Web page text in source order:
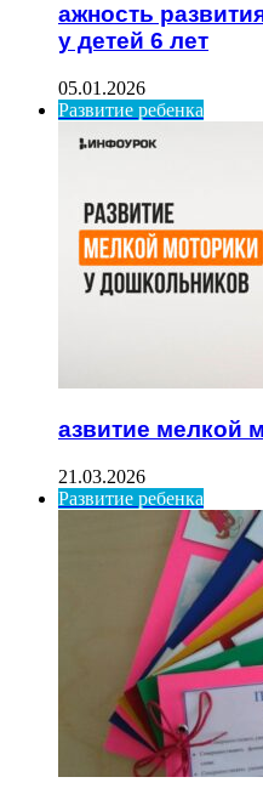
ажность
у детей 6 лет
05.01.2026
Развитие ребенка
азвитие мелкой
21.03.2026
Развитие ребенка